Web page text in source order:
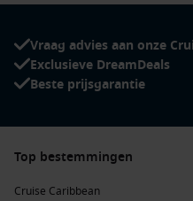
Vraag advies aan onze
Exclusieve DreamDeals
Beste prijsgarantie
Top bestemmingen
Cruise Caribbean